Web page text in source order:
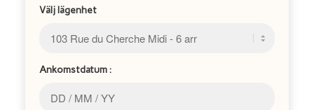
Välj lägenhet
Ankomstdatum :